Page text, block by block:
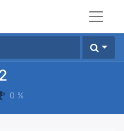
0 %